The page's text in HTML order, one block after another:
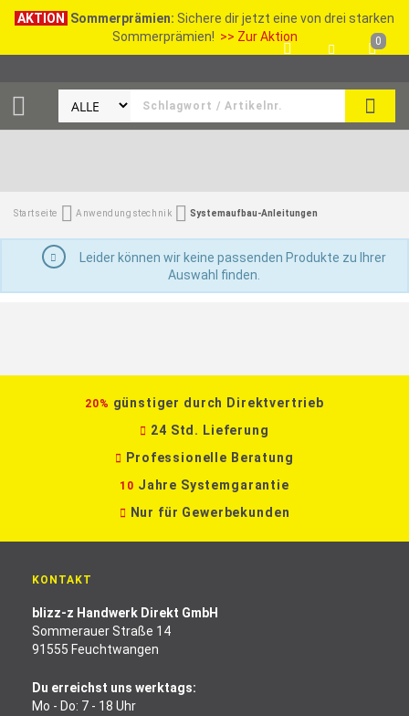
AKTION Sommerprämien: Sichere dir jetzt eine von drei starken
Sommerprämien! >> Zur Aktion 0
Startseite Anwendungstechnik Systemaufbau-Anleitungen
Leider können wir keine passenden Produkte zu Ihrer
Auswahl finden.
20% günstiger durch Direktvertrieb
24 Std. Lieferung
Professionelle Beratung
10 Jahre Systemgarantie
Nur für Gewerbekunden
KONTAKT
blizz-z Handwerk Direkt GmbH
Sommerauer Straße 14
91555 Feuchtwangen
Du erreichst uns werktags:
Mo - Do: 7 - 18 Uhr